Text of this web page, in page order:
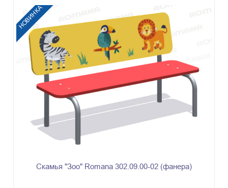
НОВИНКА
Скамья "Зоо" Romana 302.09.00-02 (фанера)